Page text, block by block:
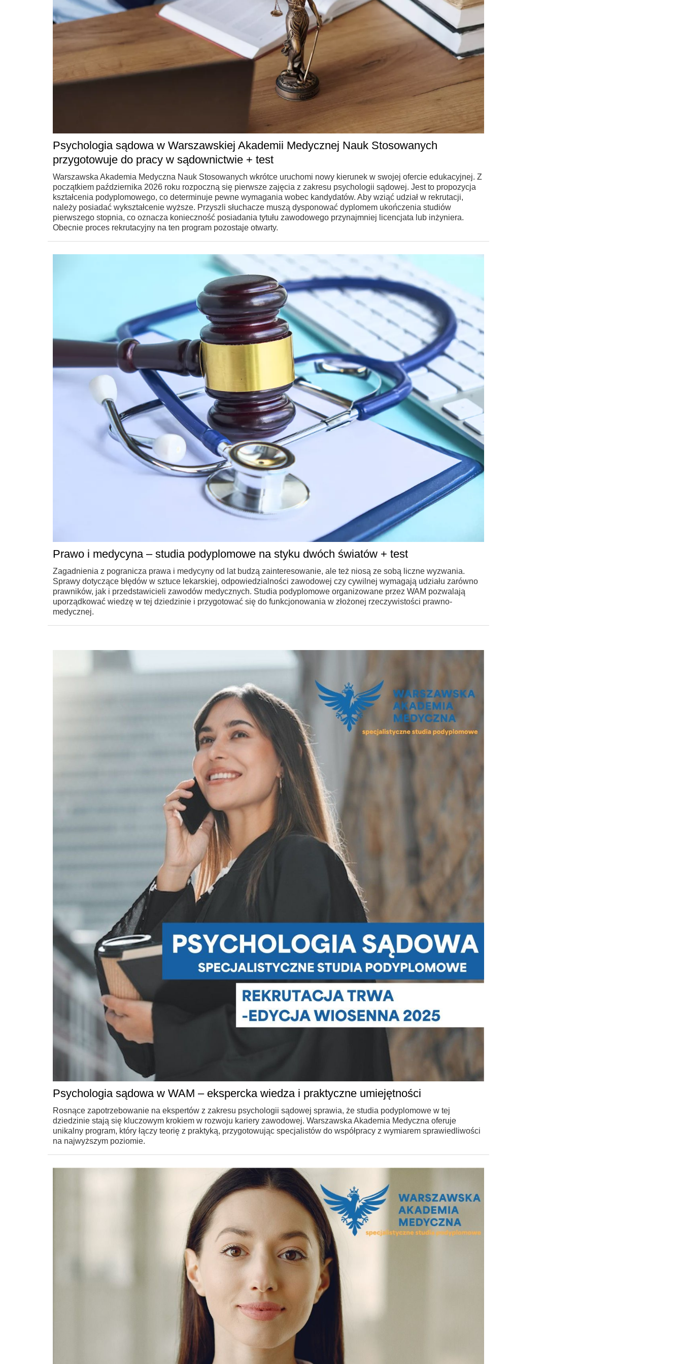
Psychologia sądowa w Warszawskiej Akademii Medycznej Nauk Stosowanych
przygotowuje do pracy w sądownictwie + test
Warszawska Akademia Medyczna Nauk Stosowanych wkrótce uruchomi nowy kierunek w swojej ofercie edukacyjnej. Z
początkiem października 2026 roku rozpoczną się pierwsze zajęcia z zakresu psychologii sądowej. Jest to propozycja
kształcenia podyplomowego, co determinuje pewne wymagania wobec kandydatów. Aby wziąć udział w rekrutacji,
należy posiadać wykształcenie wyższe. Przyszli słuchacze muszą dysponować dyplomem ukończenia studiów
pierwszego stopnia, co oznacza konieczność posiadania tytułu zawodowego przynajmniej licencjata lub inżyniera.
Obecnie proces rekrutacyjny na ten program pozostaje otwarty.
Prawo i medycyna – studia podyplomowe na styku dwóch światów + test
Zagadnienia z pogranicza prawa i medycyny od lat budzą zainteresowanie, ale też niosą ze sobą liczne wyzwania.
Sprawy dotyczące błędów w sztuce lekarskiej, odpowiedzialności zawodowej czy cywilnej wymagają udziału zarówno
prawników, jak i przedstawicieli zawodów medycznych. Studia podyplomowe organizowane przez WAM pozwalają
uporządkować wiedzę w tej dziedzinie i przygotować się do funkcjonowania w złożonej rzeczywistości prawno-
medycznej.
Psychologia sądowa w WAM – ekspercka wiedza i praktyczne umiejętności
Rosnące zapotrzebowanie na ekspertów z zakresu psychologii sądowej sprawia, że studia podyplomowe w tej
dziedzinie stają się kluczowym krokiem w rozwoju kariery zawodowej. Warszawska Akademia Medyczna oferuje
unikalny program, który łączy teorię z praktyką, przygotowując specjalistów do współpracy z wymiarem sprawiedliwości
na najwyższym poziomie.